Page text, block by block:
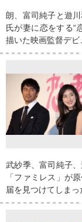
朗、富司純子と遊
氏が妻に恋をする“
描いた映画監督デビ
武紗季、富司純子
「ファミレス」が
届を見つけてしまっ